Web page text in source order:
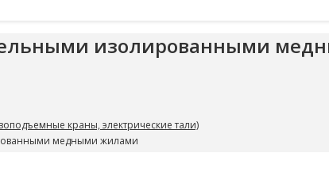
изолированными
краны, электрические тали)
медными жилами